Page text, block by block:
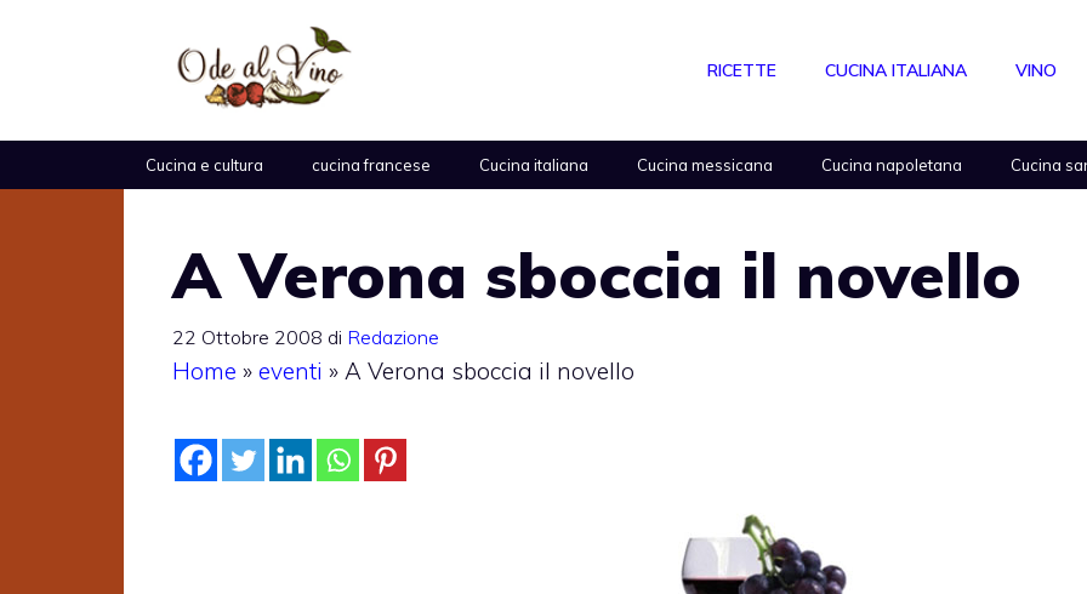
RICETTE CUCINA ITALIANA VINO
Cucina e cultura cucina francese Cucina italiana Cucina messicana Cucina napoletana Cucina
A Verona sboccia il novello
22 Ottobre 2008 di Redazione
Home » eventi » A Verona sboccia il novello